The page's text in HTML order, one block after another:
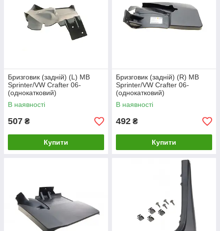
Бризговик (задній) (L) MB
Sprinter/VW Crafter 06-
(однокатковий)
В наявності
507 ₴
Купити
Бризговик (задній) (R) MB
Sprinter/VW Crafter 06-
(однокатковий)
AUTOTECHTEILE
В наявності
492 ₴
Купити